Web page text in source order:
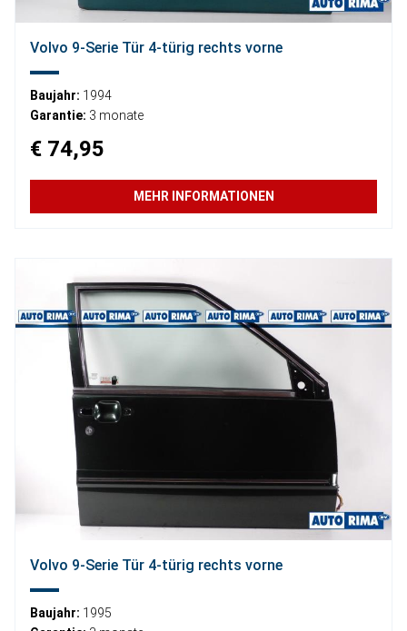
Volvo 9-Serie Tür 4-türig rechts vorne
Baujahr: 1994
Garantie: 3 monate
€ 74,95
MEHR INFORMATIONEN
Volvo 9-Serie Tür 4-türig rechts vorne
Baujahr: 1995